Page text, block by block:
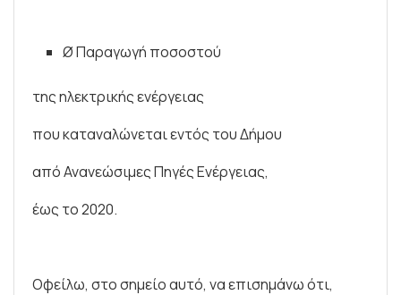
Ø Παραγωγή ποσοστού
της ηλεκτρικής ενέργειας
που καταναλώνεται εντός του Δήμου
από Ανανεώσιμες Πηγές Ενέργειας,
έως το 2020.
Οφείλω, στο σημείο αυτό, να επισημάνω ότι,